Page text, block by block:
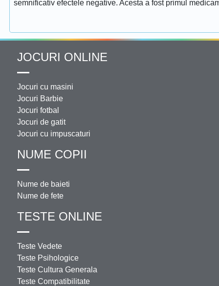
semnificativ efectele negative. Acesta a fost primul
JOCURI ONLINE
Jocuri cu masini
Jocuri Barbie
Jocuri fotbal
Jocuri de gatit
Jocuri cu impuscaturi
NUME COPII
Nume de baieti
Nume de fete
TESTE ONLINE
Teste Vedete
Teste Psihologice
Teste Cultura Generala
Teste Compatibilitate